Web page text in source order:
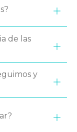
de las
y